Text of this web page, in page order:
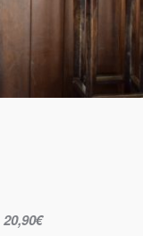
20,90€